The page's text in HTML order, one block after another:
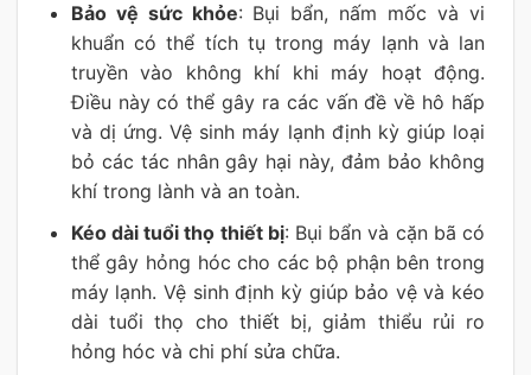
Bảo vệ sức khỏe: Bụi bẩn, nấm mốc và vi
khuẩn có thể tích tụ trong máy lạnh và lan
truyền vào không khí khi máy hoạt động.
Điều này có thể gây ra các vấn đề về hô hấp
và dị ứng. Vệ sinh máy lạnh định kỳ giúp loại
bỏ các tác nhân gây hại này, đảm bảo không
khí trong lành và an toàn.
Kéo dài tuổi thọ thiết bị: Bụi bẩn và cặn bã có
thể gây hỏng hóc cho các bộ phận bên trong
máy lạnh. Vệ sinh định kỳ giúp bảo vệ và kéo
dài tuổi thọ cho thiết bị, giảm thiểu rủi ro
hỏng hóc và chi phí sửa chữa.